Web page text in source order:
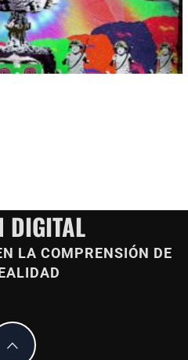
DIGITAL
LA COMPRENSIÓN DE